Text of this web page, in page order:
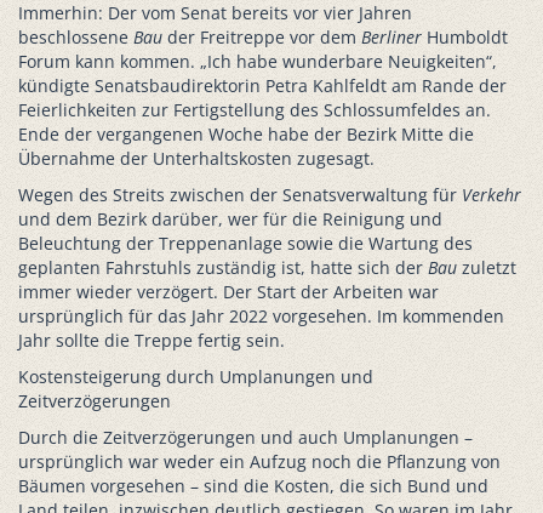
Immerhin: Der vom Senat bereits vor vier Jahren
beschlossene Bau der Freitreppe vor dem Berliner Humboldt
Forum kann kommen. „Ich habe wunderbare Neuigkeiten“,
kündigte Senatsbaudirektorin Petra Kahlfeldt am Rande der
Feierlichkeiten zur Fertigstellung des Schlossumfeldes an.
Ende der vergangenen Woche habe der Bezirk Mitte die
Übernahme der Unterhaltskosten zugesagt.
Wegen des Streits zwischen der Senatsverwaltung für Verkehr
und dem Bezirk darüber, wer für die Reinigung und
Beleuchtung der Treppenanlage sowie die Wartung des
geplanten Fahrstuhls zuständig ist, hatte sich der Bau zuletzt
immer wieder verzögert. Der Start der Arbeiten war
ursprünglich für das Jahr 2022 vorgesehen. Im kommenden
Jahr sollte die Treppe fertig sein.
Kostensteigerung durch Umplanungen und
Zeitverzögerungen
Durch die Zeitverzögerungen und auch Umplanungen –
ursprünglich war weder ein Aufzug noch die Pflanzung von
Bäumen vorgesehen – sind die Kosten, die sich Bund und